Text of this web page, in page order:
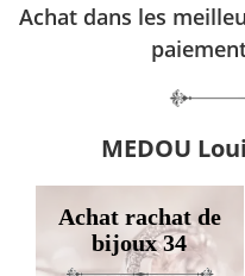
Achat dans les
MEDOU
Achat rachat de
bijoux 34